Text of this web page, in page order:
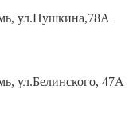
ул.Пушкина,78А
ул.Белинского, 47А